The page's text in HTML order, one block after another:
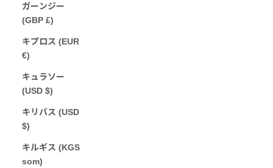
ガーンジー
(GBP £)
キプロス (EUR
€)
キュラソー
(USD $)
キリバス (USD
$)
キルギス (KGS
som)